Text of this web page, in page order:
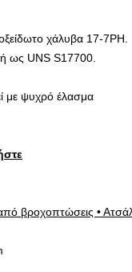
χάλυβα 17-7PH.
ως UNS S17700.
με ψυχρό έλασμα
βροχοπτώσεις •